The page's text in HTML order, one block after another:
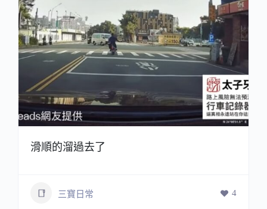
滑順的溜過去了
三寶日常 4